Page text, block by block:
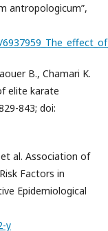
antropologicum”,
B., Chamari K.
elite karate
843; doi:
et al. Association of
Factors in
Epidemiological
y